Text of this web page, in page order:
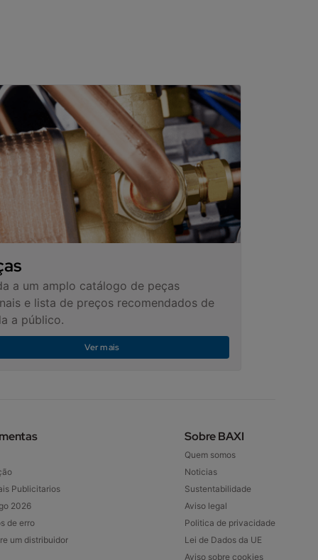
a um amplo catálogo de peças
e lista de preços recomendados de
a público.
Ver mais
Publicitarios
2026
de erro
um distribuidor
Sobre BAXI
Quem somos
Noticias
Sustentabilidade
Aviso legal
Politica de privacidade
Lei de Dados da UE
Aviso sobre cookies